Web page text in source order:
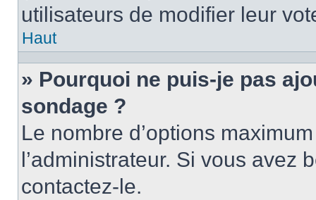
utilisateurs de modifier leur
Haut
» Pourquoi ne puis-je pas
sondage ?
Le nombre d’options
l’administrateur. Si vous avez
contactez-le.